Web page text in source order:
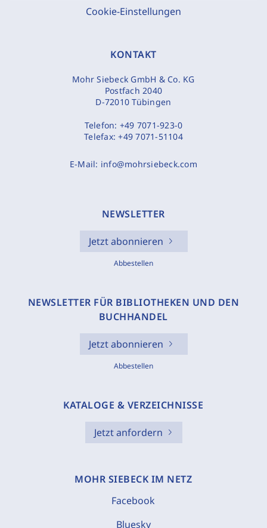
Cookie-Einstellungen
KONTAKT
Mohr Siebeck GmbH & Co. KG
Postfach 2040
D-72010 Tübingen
Telefon: +49 7071-923-0
Telefax:+49 7071-51104
E-Mail: info@mohrsiebeck.com
NEWSLETTER
Jetzt abonnieren
Abbestellen
NEWSLETTER FÜR BIBLIOTHEKEN UND DEN
BUCHHANDEL
Jetzt abonnieren
Abbestellen
KATALOGE & VERZEICHNISSE
Jetzt anfordern
MOHR SIEBECK IM NETZ
Facebook
Bluesky